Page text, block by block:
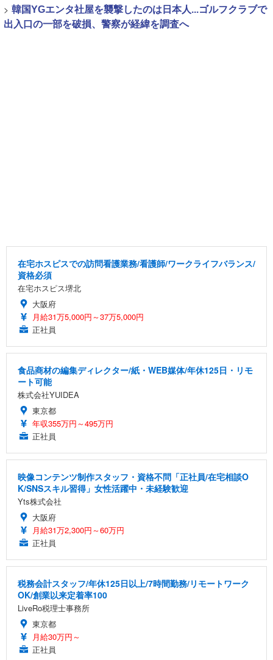
> 韓国YGエンタ社屋を襲撃したのは日本人...ゴルフクラブで
出入口の一部を破損、警察が経緯を調査へ
在宅ホスピスでの訪問看護業務/看護師/ワークライフバランス/
資格必須
在宅ホスピス堺北
大阪府
月給31万5,000円～37万5,000円
正社員
食品商材の編集ディレクター/紙・WEB媒体/年休125日・リモ
ート可能
株式会社YUIDEA
東京都
年収355万円～495万円
正社員
映像コンテンツ制作スタッフ・資格不問「正社員/在宅相談O
K/SNSスキル習得」女性活躍中・未経験歓迎
Yts株式会社
大阪府
月給31万2,300円～60万円
正社員
税務会計スタッフ/年休125日以上/7時間勤務/リモートワーク
OK/創業以来定着率100
LiveRo税理士事務所
東京都
月給30万円～
正社員